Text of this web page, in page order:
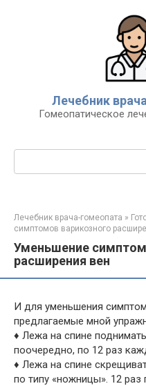
Лечебник
Гомеопатическое
Поиск:
Лечебник врача-гомеопата »
симптомов варикозного
Уменьшение
расширения вен
И для уменьшения
предлагаемые мной
♦ Лежа на спине
поочередно, по 12 раз
♦ Лежа на спине
по типу «ножницы». 12